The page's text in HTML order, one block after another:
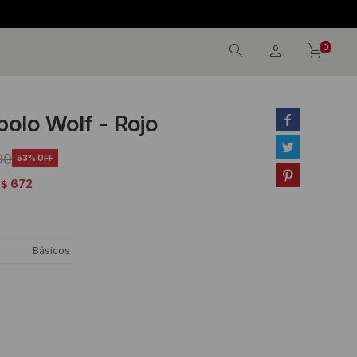
0
Wolf - Rojo
53
$ 672
Básicos


